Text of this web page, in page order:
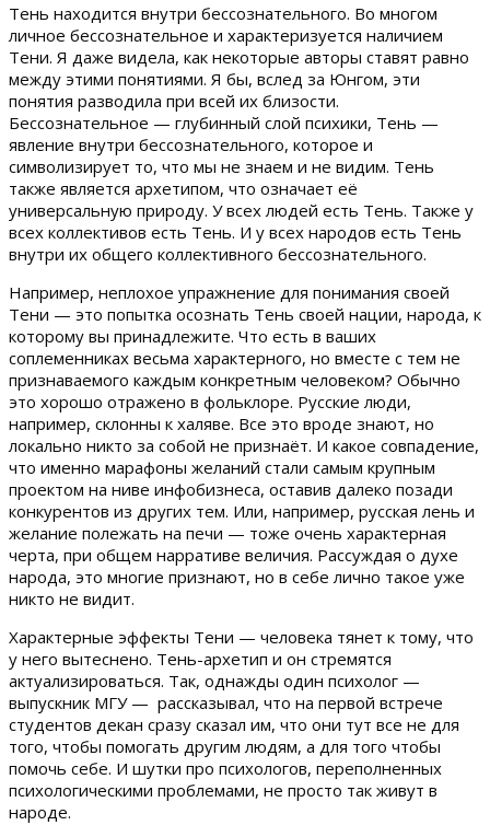
Тень находится внутри бессознательного. Во многом
личное бессознательное и характеризуется наличием
Тени. Я даже видела, как некоторые авторы ставят равно
между этими понятиями. Я бы, вслед за Юнгом, эти
понятия разводила при всей их близости.
Бессознательное — глубинный слой психики, Тень —
явление внутри бессознательного, которое и
символизирует то, что мы не знаем и не видим. Тень
также является архетипом, что означает её
универсальную природу. У всех людей есть Тень. Также у
всех коллективов есть Тень. И у всех народов есть Тень
внутри их общего коллективного бессознательного.
Например, неплохое упражнение для понимания своей
Тени — это попытка осознать Тень своей нации, народа, к
которому вы принадлежите. Что есть в ваших
соплеменниках весьма характерного, но вместе с тем не
признаваемого каждым конкретным человеком? Обычно
это хорошо отражено в фольклоре. Русские люди,
например, склонны к халяве. Все это вроде знают, но
локально никто за собой не признаёт. И какое совпадение,
что именно марафоны желаний стали самым крупным
проектом на ниве инфобизнеса, оставив далеко позади
конкурентов из других тем. Или, например, русская лень и
желание полежать на печи — тоже очень характерная
черта, при общем нарративе величия. Рассуждая о духе
народа, это многие признают, но в себе лично такое уже
никто не видит.
Характерные эффекты Тени — человека тянет к тому, что
у него вытеснено. Тень-архетип и он стремятся
актуализироваться. Так, однажды один психолог —
выпускник МГУ — рассказывал, что на первой встрече
студентов декан сразу сказал им, что они тут все не для
того, чтобы помогать другим людям, а для того чтобы
помочь себе. И шутки про психологов, переполненных
психологическими проблемами, не просто так живут в
народе.